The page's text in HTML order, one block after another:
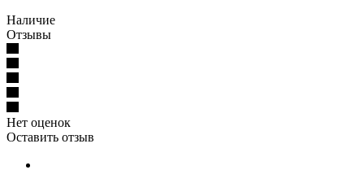
Наличие
Отзывы
Нет оценок
Оставить отзыв